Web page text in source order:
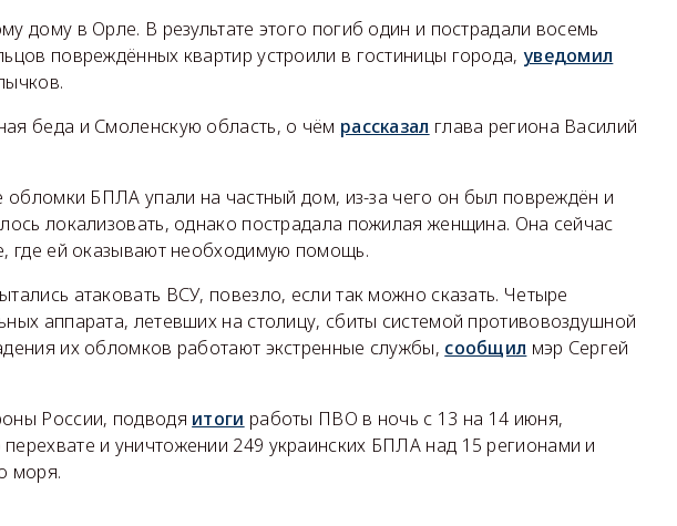
дому в Орле. В результате этого погиб один и пострадали восемь
повреждённых квартир устроили в гостиницы города, уведомил
беда и Смоленскую область, о чём рассказал глава региона Василий
обломки БПЛА упали на частный дом, из-за чего он был повреждён и
локализовать, однако пострадала пожилая женщина. Она сейчас
где ей оказывают необходимую помощь.
атаковать ВСУ, повезло, если так можно сказать. Четыре
аппарата, летевших на столицу, сбиты системой противовоздушной
их обломков работают экстренные службы, сообщил мэр Сергей
России, подводя итоги работы ПВО в ночь с 13 на 14 июня,
и уничтожении 249 украинских БПЛА над 15 регионами и
моря.